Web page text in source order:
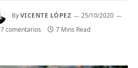
ByVICENTE LÓPEZ
25/10/2020
7 comentarios 7 Mins Read